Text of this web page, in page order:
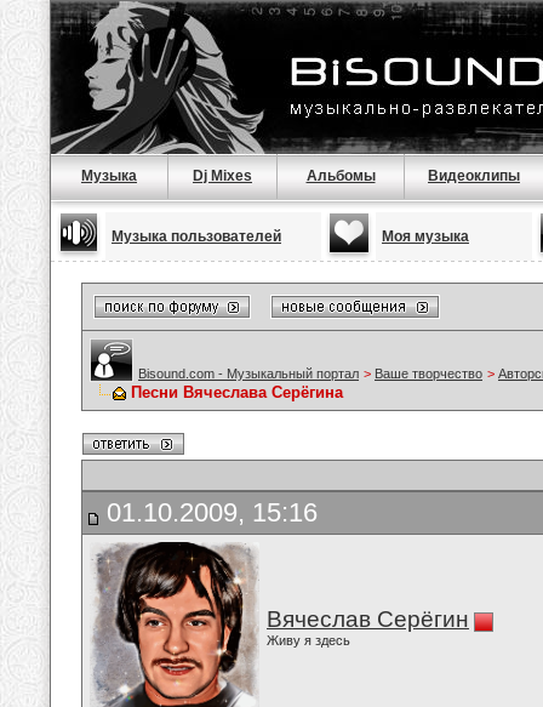
Музыка Dj Mixes Альбомы Видеоклипы
Музыка пользователей Моя музыка
Bisound.com - Музыкальный портал > Ваше творчество >
Песни Вячеслава Серёгина
01.10.2009, 15:16
Вячеслав Серёгин
Живу я здесь